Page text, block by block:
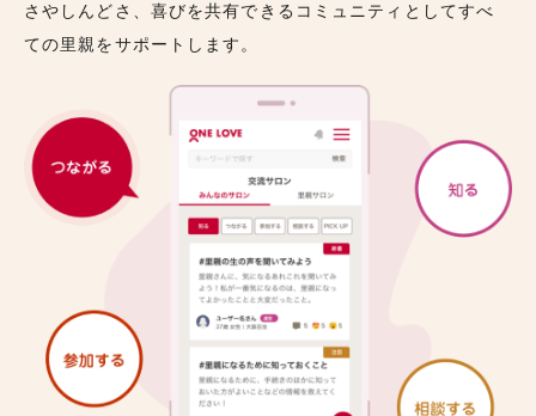
さやしんどさ、喜びを共有できるコミュニティとしてすべ
ての里親をサポートします。